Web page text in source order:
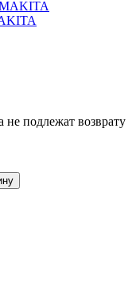
не подлежат возврату